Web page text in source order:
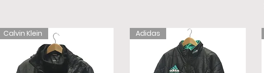
Calvin Klein Adidas